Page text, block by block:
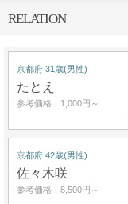
RELATION
京都府 31歳(男性)
たとえ
参考価格：1,000円～
京都府 42歳(男性)
佐々木咲
参考価格：8,500円～